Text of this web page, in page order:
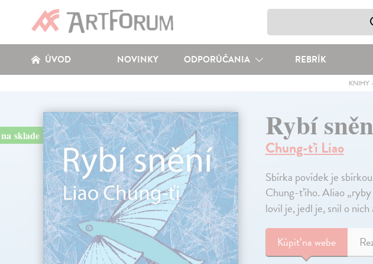
ÚVOD NOVINKY ODPORÚČANIA REBRÍK
KNIHY -
na sklade Rybí
Chung-ťi Liao
Sbírka povídek je
Chung-ťiho. Aliao „ryby
lovil je, jedl je, snil o
Kúpiťna webe